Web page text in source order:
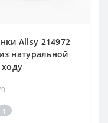
Allsy 214972
натуральной
1